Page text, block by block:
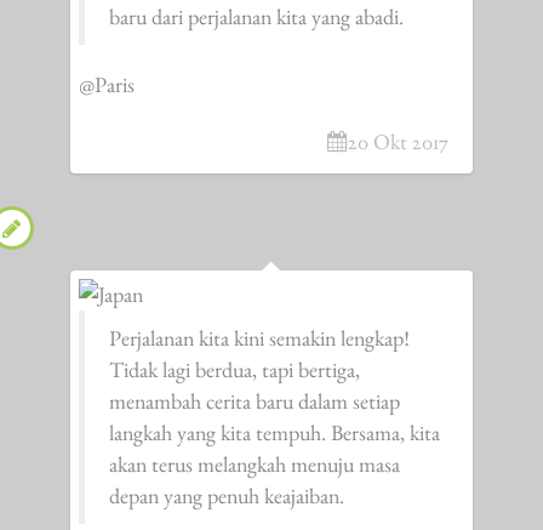
baru dari perjalanan kita yang abadi.
@Paris
20 Okt 2017
Perjalanan kita kini semakin lengkap!
Tidak lagi berdua, tapi bertiga,
menambah cerita baru dalam setiap
langkah yang kita tempuh. Bersama, kita
akan terus melangkah menuju masa
depan yang penuh keajaiban.